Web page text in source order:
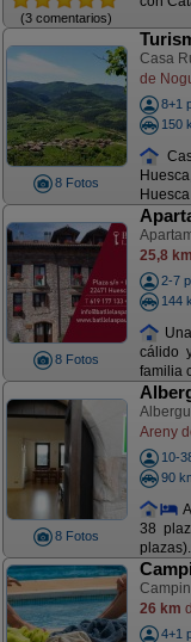
(3 comentarios)
8 Fotos
Casa
de
8+1
150
8 Fotos
25,8 km
2-7
144
cálido
familia
8 Fotos
Areny
10-
90
38
26 km
4+1